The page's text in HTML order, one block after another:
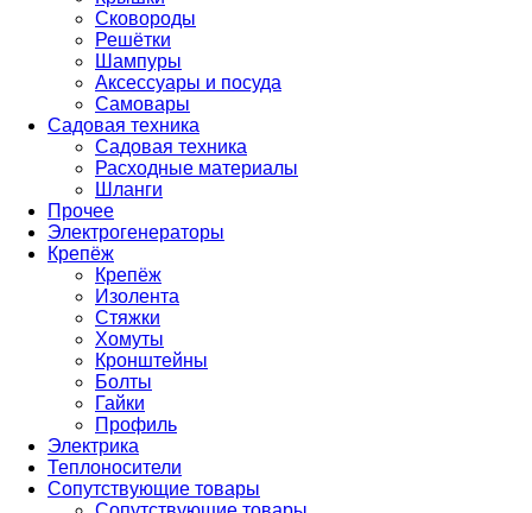
Сковороды
Решётки
Шампуры
Аксессуары и посуда
Самовары
Садовая техника
Садовая техника
Расходные материалы
Шланги
Прочее
Электрогенераторы
Крепёж
Крепёж
Изолента
Стяжки
Хомуты
Кронштейны
Болты
Гайки
Профиль
Электрика
Теплоносители
Сопутствующие товары